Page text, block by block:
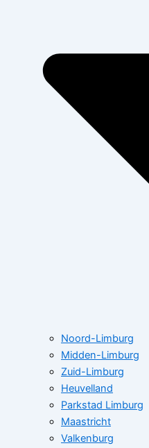
Noord-Limburg
Midden-Limburg
Zuid-Limburg
Heuvelland
Parkstad Limburg
Maastricht
Valkenburg